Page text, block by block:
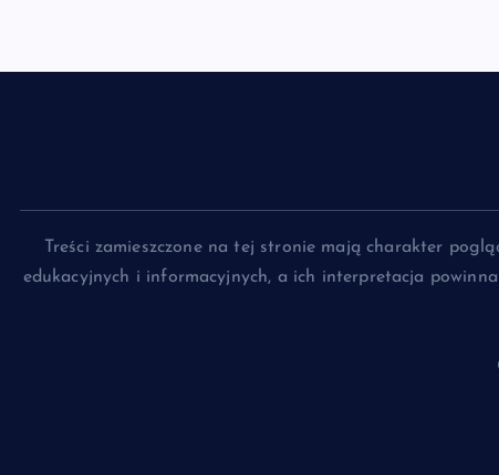
Treści zamieszczone na tej stronie mają charakter
edukacyjnych i informacyjnych, a ich interpretacja